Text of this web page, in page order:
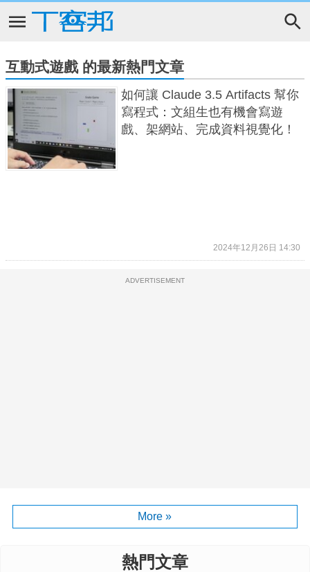
互動式遊戲 的最新熱門文章
如何讓 Claude 3.5 Artifacts 幫你
寫程式：文組生也有機會寫遊
戲、架網站、完成資料視覺化！
2024年12月26日 14:30
ADVERTISEMENT
More »
熱門文章